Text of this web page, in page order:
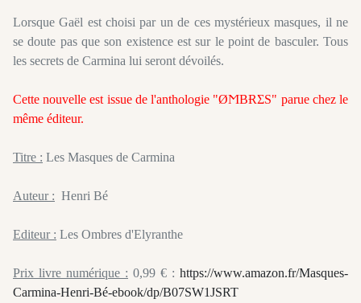
Lorsque Gaël est choisi par un de ces mystérieux masques, il ne
se doute pas que son existence est sur le point de basculer. Tous
les secrets de Carmina lui seront dévoilés.
Cette nouvelle est issue de l'anthologie "ØϺBɌΣS" parue chez le
même éditeur.
Titre : Les Masques de Carmina
Auteur : Henri Bé
Editeur : Les Ombres d'Elyranthe
Prix livre numérique : 0,99 € : https://www.amazon.fr/Masques-
Carmina-Henri-Bé-ebook/dp/B07SW1JSRT